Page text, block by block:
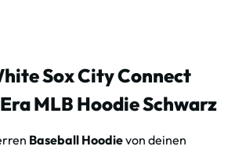
Sox City Connect
MLB Hoodie Schwarz
Baseball Hoodievon deinen